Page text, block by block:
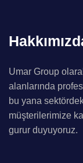
Umar Group
alanlarında
bu yana
müşterilerimize
gurur duyuyoruz.